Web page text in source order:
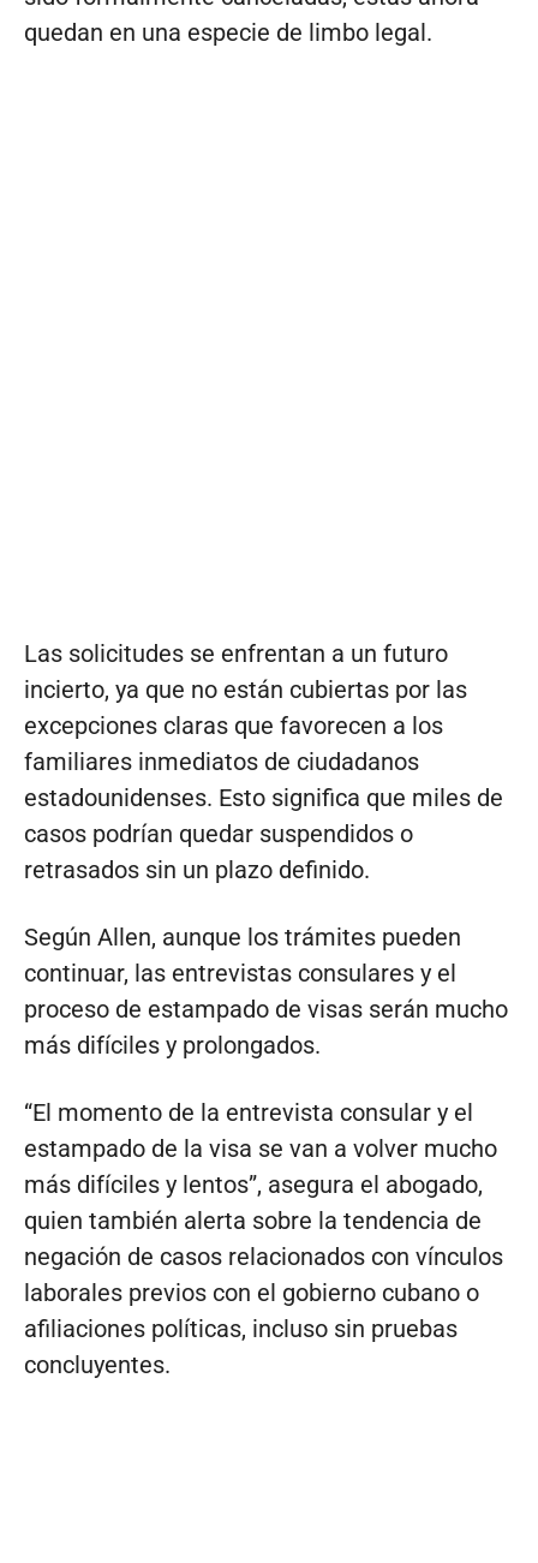
quedan en una especie de limbo legal.
Las solicitudes se enfrentan a un futuro
incierto, ya que no están cubiertas por las
excepciones claras que favorecen a los
familiares inmediatos de ciudadanos
estadounidenses. Esto significa que miles de
casos podrían quedar suspendidos o
retrasados sin un plazo definido.
Según Allen, aunque los trámites pueden
continuar, las entrevistas consulares y el
proceso de estampado de visas serán mucho
más difíciles y prolongados.
“El momento de la entrevista consular y el
estampado de la visa se van a volver mucho
más difíciles y lentos”, asegura el abogado,
quien también alerta sobre la tendencia de
negación de casos relacionados con vínculos
laborales previos con el gobierno cubano o
afiliaciones políticas, incluso sin pruebas
concluyentes.